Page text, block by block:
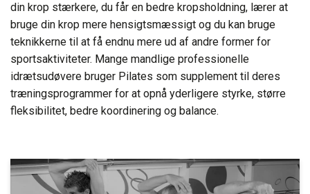
din krop stærkere, du får en bedre kropsholdning, lærer at
bruge din krop mere hensigtsmæssigt og du kan bruge
teknikkerne til at få endnu mere ud af andre former for
sportsaktiviteter. Mange mandlige professionelle
idrætsudøvere bruger Pilates som supplement til deres
træningsprogrammer for at opnå yderligere styrke, større
fleksibilitet, bedre koordinering og balance.